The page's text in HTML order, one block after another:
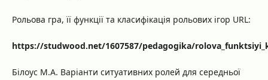
Рольова гра, її функції та класифікація рольових ігор URL:
https://studwood.net/1607587/pedagogika/
Білоус М.А. Варіанти ситуативних ролей для середньої